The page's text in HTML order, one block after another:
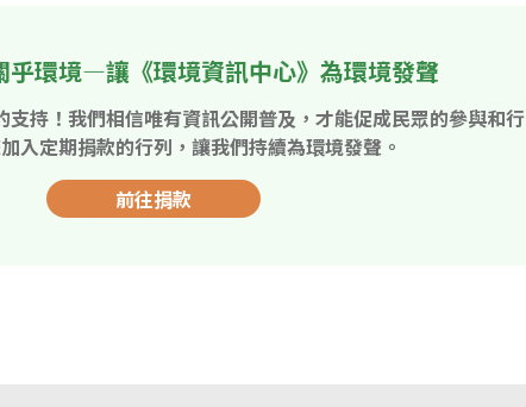
乎環境—讓《環境資訊中心》為環境發聲
支持！我們相信唯有資訊公開普及，才能促成民眾的參與和行
入定期捐款的行列，讓我們持續為環境發聲。
前往捐款